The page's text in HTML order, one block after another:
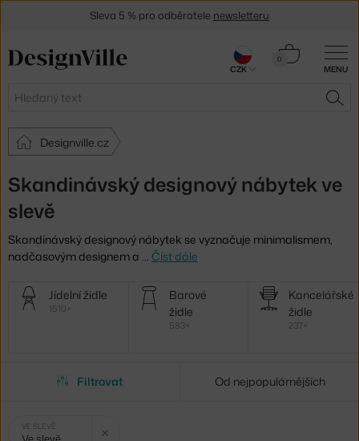
MENU
Hledat
0
Košík
Designville.cz
Skandinávský designový nábytek ve
slevě
Skandinávský designový nábytek se vyznačuje minimalismem,
nadčasovým designem a … Číst dále
Další
kategorie
Jídelní židle
1510×
Barové
židle
583×
Kancelářské
židle
237×
Filtrovat Od nejpopulárnějších
Vybrané
VE SLEVĚ
Sleva 5 % pro odběratele newsletteru
CZK